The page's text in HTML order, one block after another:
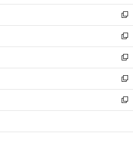
開
く
ウ
で
開
く
ン
ド
ウ
で
開
く
ウ
ィ
ン
ド
ウ
で
開
く
し
い
ウ
ィ
ン
ド
ウ
で
開
く
新
し
い
ウ
ィ
ン
ド
ウ
で
開
新
し
い
ウ
ィ
ン
ド
ウ
開
新
し
い
ウ
ィ
ン
ウ
新
し
い
ウ
ン
新
し
ウ